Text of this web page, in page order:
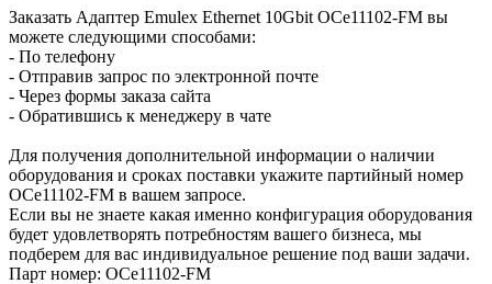
Заказать Адаптер Emulex Ethernet 10Gbit OCe11102-FM вы
можете следующими способами:
- По телефону
- Отправив запрос по электронной почте
- Через формы заказа сайта
- Обратившись к менеджеру в чате
Для получения дополнительной информации о наличии
оборудования и сроках поставки укажите партийный номер
OCe11102-FM в вашем запросе.
Если вы не знаете какая именно конфигурация оборудования
будет удовлетворять потребностям вашего бизнеса, мы
подберем для вас индивидуальное решение под ваши задачи.
Парт номер: OCe11102-FM